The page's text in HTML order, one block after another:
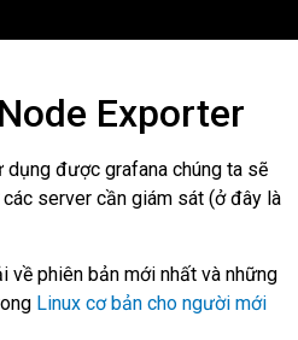
Exporter
được grafana chúng ta sẽ
server cần giám sát (ở đây là
về phiên bản mới nhất và những
Linux cơ bản cho người mới